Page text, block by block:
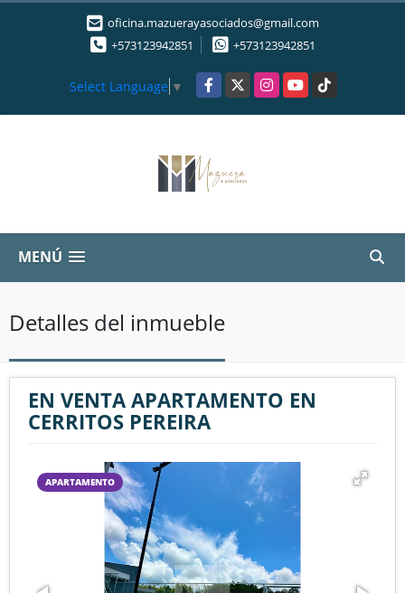
oficina.mazuerayasociados@gmail.com
+573123942851
+573123942851
Select Language ▼ Facebook
X InstagramYouTubeTikTok
MENÚ
Detalles del inmueble
EN VENTA APARTAMENTO EN
CERRITOS PEREIRA
APARTAMENTO